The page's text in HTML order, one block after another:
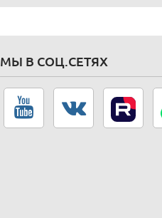
МЫ В СОЦ.СЕТЯХ